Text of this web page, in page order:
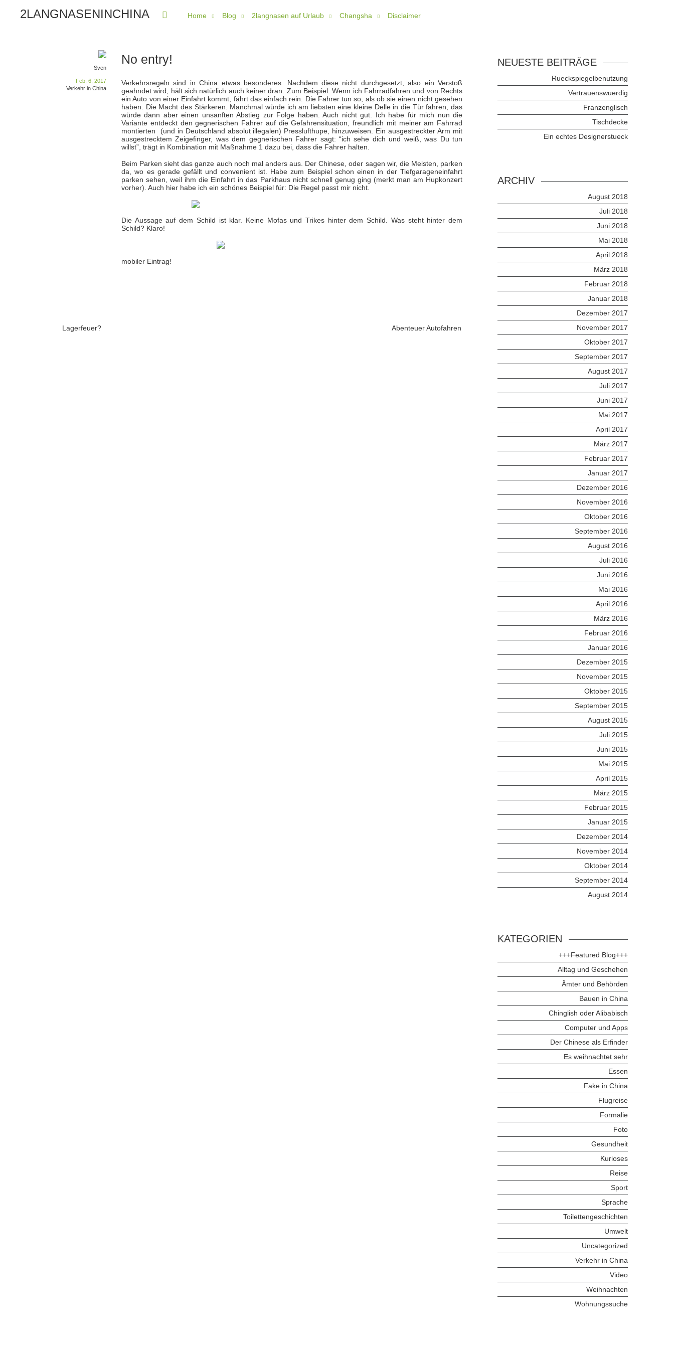
2LANGNASENINCHINA Home Blog 2langnasen auf Urlaub Changsha Disclaimer
No entry!
Sven
Feb. 6, 2017
Verkehr in China
Verkehrsregeln sind in China etwas besonderes. Nachdem diese nicht durchgesetzt, also ein Verstoß
geahndet wird, hält sich natürlich auch keiner dran. Zum Beispiel: Wenn ich Fahrradfahren und von Rechts
ein Auto von einer Einfahrt kommt, fährt das einfach rein. Die Fahrer tun so, als ob sie einen nicht gesehen
haben. Die Macht des Stärkeren. Manchmal würde ich am liebsten eine kleine Delle in die Tür fahren, das
würde dann aber einen unsanften Abstieg zur Folge haben. Auch nicht gut. Ich habe für mich nun die
Variante entdeckt den gegnerischen Fahrer auf die Gefahrensituation, freundlich mit meiner am Fahrrad
montierten (und in Deutschland absolut illegalen) Presslufthupe, hinzuweisen. Ein ausgestreckter Arm mit
ausgestrecktem Zeigefinger, was dem gegnerischen Fahrer sagt: “ich sehe dich und weiß, was Du tun
willst”, trägt in Kombination mit Maßnahme 1 dazu bei, dass die Fahrer halten.
Beim Parken sieht das ganze auch noch mal anders aus. Der Chinese, oder sagen wir, die Meisten, parken
da, wo es gerade gefällt und convenient ist. Habe zum Beispiel schon einen in der Tiefgarageneinfahrt
parken sehen, weil ihm die Einfahrt in das Parkhaus nicht schnell genug ging (merkt man am Hupkonzert
vorher). Auch hier habe ich ein schönes Beispiel für: Die Regel passt mir nicht.
Die Aussage auf dem Schild ist klar. Keine Mofas und Trikes hinter dem Schild. Was steht hinter dem
Schild? Klaro!
mobiler Eintrag!
Lagerfeuer? Abenteuer Autofahren
NEUESTE BEITRÄGE
Rueckspiegelbenutzung
Vertrauenswuerdig
Franzenglisch
Tischdecke
Ein echtes Designerstueck
ARCHIV
August 2018
Juli 2018
Juni 2018
Mai 2018
April 2018
März 2018
Februar 2018
Januar 2018
Dezember 2017
November 2017
Oktober 2017
September 2017
August 2017
Juli 2017
Juni 2017
Mai 2017
April 2017
März 2017
Februar 2017
Januar 2017
Dezember 2016
November 2016
Oktober 2016
September 2016
August 2016
Juli 2016
Juni 2016
Mai 2016
April 2016
März 2016
Februar 2016
Januar 2016
Dezember 2015
November 2015
Oktober 2015
September 2015
August 2015
Juli 2015
Juni 2015
Mai 2015
April 2015
März 2015
Februar 2015
Januar 2015
Dezember 2014
November 2014
Oktober 2014
September 2014
August 2014
KATEGORIEN
+++Featured Blog+++
Alltag und Geschehen
Ämter und Behörden
Bauen in China
Chinglish oder Alibabisch
Computer und Apps
Der Chinese als Erfinder
Es weihnachtet sehr
Essen
Fake in China
Flugreise
Formalie
Foto
Gesundheit
Kurioses
Reise
Sport
Sprache
Toilettengeschichten
Umwelt
Uncategorized
Verkehr in China
Video
Weihnachten
Wohnungssuche